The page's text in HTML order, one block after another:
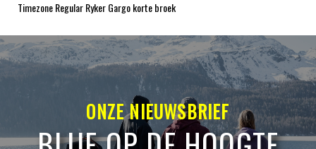
Timezone Regular Ryker Gargo korte broek
ONZE NIEUWSBRIEF